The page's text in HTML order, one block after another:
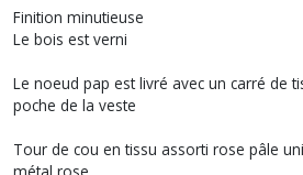
Finition minutieuse
Le bois est verni
Le noeud pap est livré avec un carré de
poche de la veste
Tour de cou en tissu assorti rose pâle